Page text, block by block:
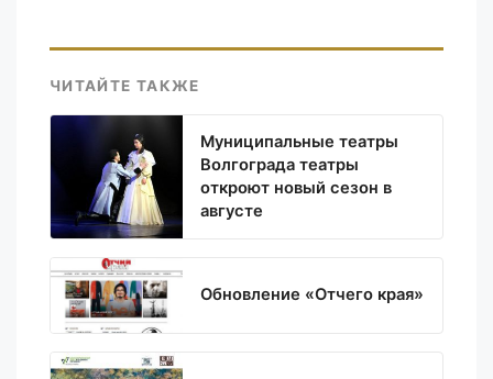
ЧИТАЙТЕ ТАКЖЕ
Муниципальные театры
Волгограда театры
откроют новый сезон в
августе
Обновление «Отчего края»